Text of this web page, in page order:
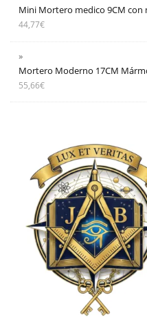
Mini Mortero medico 9CM con
44,77€
Mortero Moderno 17CM
55,66€